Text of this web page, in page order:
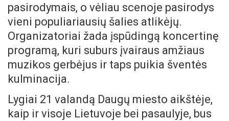
pasirodymais, o vėliau scenoje pasirodys
vieni populiariausių šalies atlikėjų.
Organizatoriai žada įspūdingą koncertinę
programą, kuri suburs įvairaus amžiaus
muzikos gerbėjus ir taps puikia šventės
kulminacija.
Lygiai 21 valandą Daugų miesto aikštėje,
kaip ir visoje Lietuvoje bei pasaulyje, bus